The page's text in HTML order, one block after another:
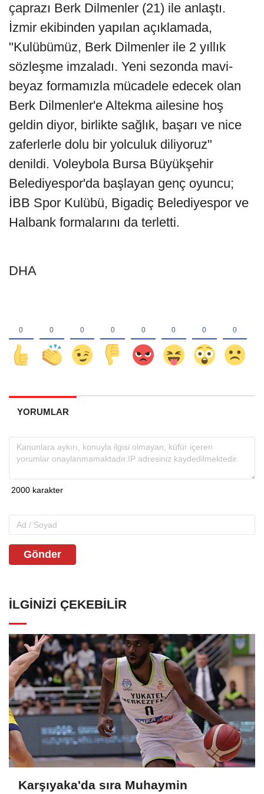
çaprazı Berk Dilmenler (21) ile anlaştı.
İzmir ekibinden yapılan açıklamada,
"Kulübümüz, Berk Dilmenler ile 2 yıllık
sözleşme imzaladı. Yeni sezonda mavi-
beyaz formamızla mücadele edecek olan
Berk Dilmenler'e Altekma ailesine hoş
geldin diyor, birlikte sağlık, başarı ve nice
zaferlerle dolu bir yolculuk diliyoruz"
denildi. Voleybola Bursa Büyükşehir
Belediyespor'da başlayan genç oyuncu;
İBB Spor Kulübü, Bigadiç Belediyespor ve
Halbank formalarını da terletti.
DHA
YORUMLAR
Gönder
İLGINIZI ÇEKEBILIR
Karşıyaka'da sıra Muhaymin